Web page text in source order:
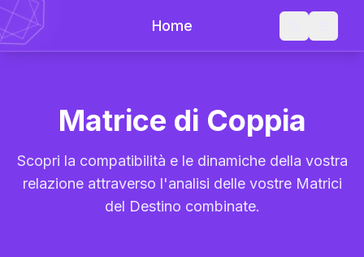
Home
Matrice di Coppia
Scopri la compatibilità e le dinamiche della vostra
relazione attraverso l'analisi delle vostre Matrici
del Destino combinate.